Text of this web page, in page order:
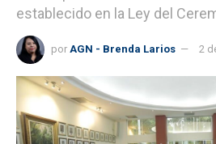
establecido en la Ley del
por AGN - Brenda Larios 2